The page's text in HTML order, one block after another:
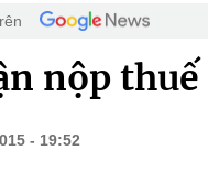
nộp
- 19:52